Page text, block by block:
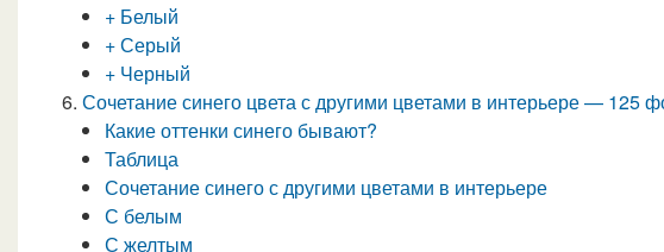
+ Белый
+ Серый
+ Черный
Сочетание синего цвета с другими цветами в интерьере — 125
Какие оттенки синего бывают?
Таблица
Сочетание синего с другими цветами в интерьере
С белым
С желтым